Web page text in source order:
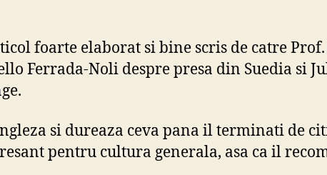
foarte elaborat si bine scris de catre Prof.
Ferrada-Noli despre presa din Suedia si
si dureaza ceva pana il terminati de
pentru cultura generala, asa ca il